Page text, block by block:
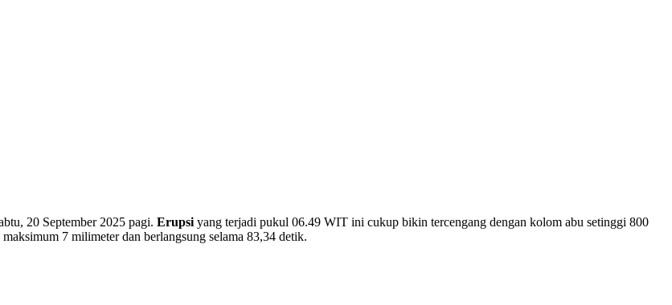
20 September 2025 pagi. Erupsiyang terjadi pukul 06.49 WIT ini cukup bikin tercengang dengan kolom abu setinggi 800
7 milimeter dan berlangsung selama 83,34 detik.